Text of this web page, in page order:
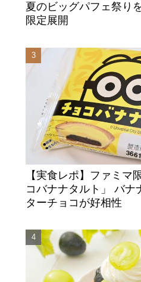
夏のビッグパフェ祭り
限定展開
【実食レポ】ファミマ
コバナナタルト」 バナ
ターチョコが好相性